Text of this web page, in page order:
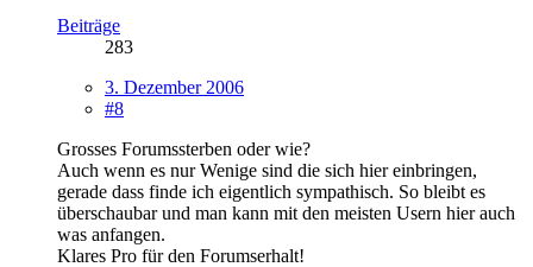
Beiträge
283
3. Dezember 2006
#8
Grosses Forumssterben oder wie?
Auch wenn es nur Wenige sind die sich hier einbringen,
gerade dass finde ich eigentlich sympathisch. So bleibt es
überschaubar und man kann mit den meisten Usern hier auch
was anfangen.
Klares Pro für den Forumserhalt!